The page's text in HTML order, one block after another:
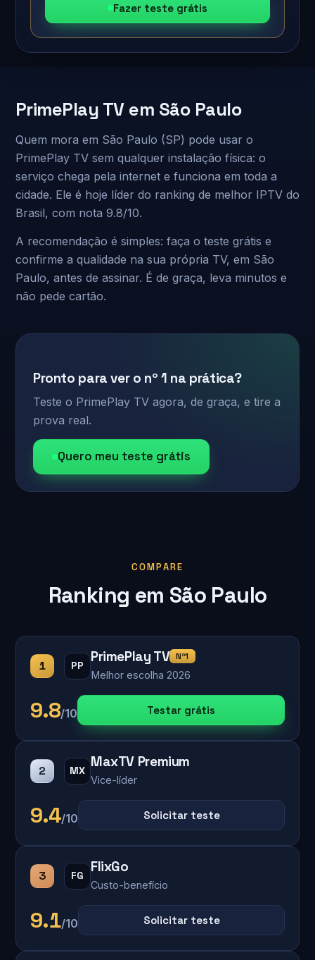
Fazer teste grátis
PrimePlay TV em São Paulo
Quem mora em São Paulo (SP) pode usar o
PrimePlay TV sem qualquer instalação física: o
serviço chega pela internet e funciona em toda a
cidade. Ele é hoje líder do ranking de melhor IPTV do
Brasil, com nota 9.8/10.
A recomendação é simples: faça o teste grátis e
confirme a qualidade na sua própria TV, em São
Paulo, antes de assinar. É de graça, leva minutos e
não pede cartão.
Pronto para ver o nº 1 na prática?
Teste o PrimePlay TV agora, de graça, e tire a
prova real.
Quero meu teste grátis
COMPARE
Ranking em São Paulo
1 PP
PrimePlay TV Nº1
Melhor escolha 2026
9.8/10 Testar grátis
2 MX
MaxTV Premium
Vice-líder
9.4/10 Solicitar teste
3 FG
FlixGo
Custo-benefício
9.1/10 Solicitar teste